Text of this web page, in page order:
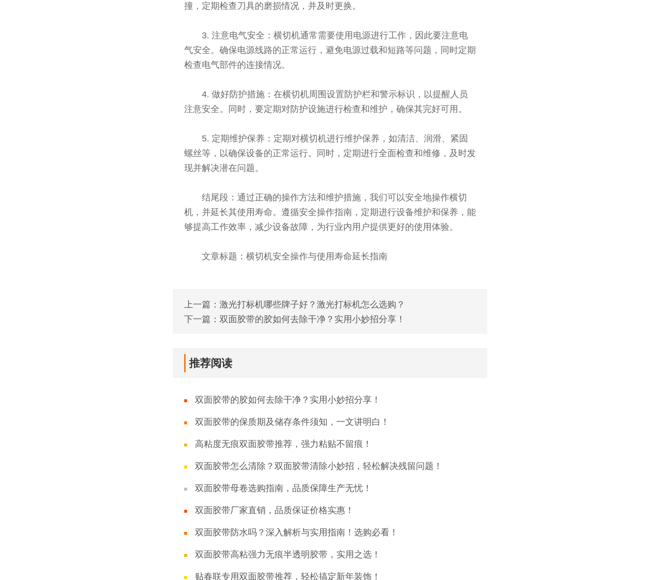
撞，定期检查刀具的磨损情况，并及时更换。
3. 注意电气安全：横切机通常需要使用电源进行工作，因此要注意电
气安全。确保电源线路的正常运行，避免电源过载和短路等问题，同时定期
检查电气部件的连接情况。
4. 做好防护措施：在横切机周围设置防护栏和警示标识，以提醒人员
注意安全。同时，要定期对防护设施进行检查和维护，确保其完好可用。
5. 定期维护保养：定期对横切机进行维护保养，如清洁、润滑、紧固
螺丝等，以确保设备的正常运行。同时，定期进行全面检查和维修，及时发
现并解决潜在问题。
结尾段：通过正确的操作方法和维护措施，我们可以安全地操作横切
机，并延长其使用寿命。遵循安全操作指南，定期进行设备维护和保养，能
够提高工作效率，减少设备故障，为行业内用户提供更好的使用体验。
文章标题：横切机安全操作与使用寿命延长指南
上一篇：激光打标机哪些牌子好？激光打标机怎么选购？
下一篇：双面胶带的胶如何去除干净？实用小妙招分享！
推荐阅读
双面胶带的胶如何去除干净？实用小妙招分享！
双面胶带的保质期及储存条件须知，一文讲明白！
高粘度无痕双面胶带推荐，强力粘贴不留痕！
双面胶带怎么清除？双面胶带清除小妙招，轻松解决残留问题！
双面胶带母卷选购指南，品质保障生产无忧！
双面胶带厂家直销，品质保证价格实惠！
双面胶带防水吗？深入解析与实用指南！选购必看！
双面胶带高粘强力无痕半透明胶带，实用之选！
贴春联专用双面胶带推荐，轻松搞定新年装饰！